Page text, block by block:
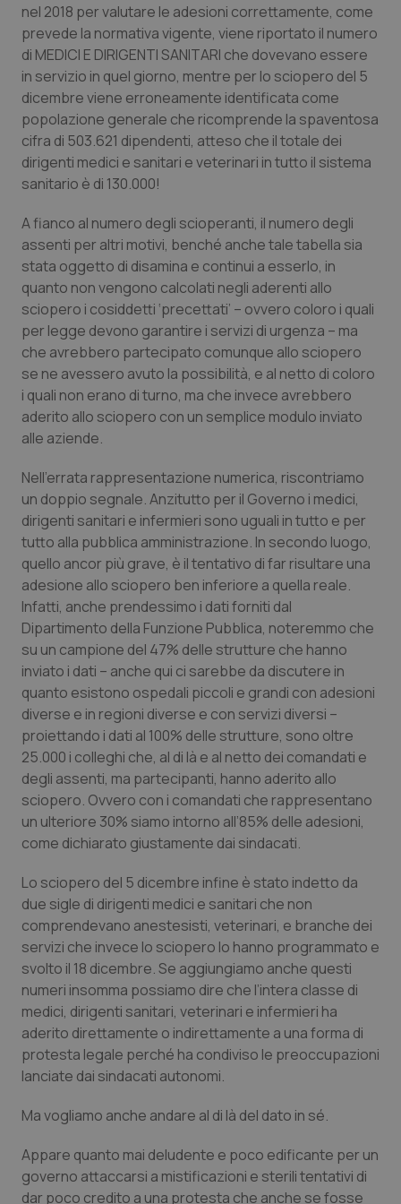
Salute orale & impianti
Sangue & coagulazione
Tiroide
Tumore al seno
Tumori del Polmone & Testa Collo
Tumori gastrointestinali
Ulcera & Reflusso
Vaccini
nel 2018 per valutare le adesioni correttamente, come
prevede la normativa vigente, viene riportato il numero
di MEDICI E DIRIGENTI SANITARI che dovevano essere
in servizio in quel giorno, mentre per lo sciopero del 5
dicembre viene erroneamente identificata come
popolazione generale che ricomprende la spaventosa
cifra di 503.621 dipendenti, atteso che il totale dei
dirigenti medici e sanitari e veterinari in tutto il sistema
sanitario è di 130.000!
A fianco al numero degli scioperanti, il numero degli
assenti per altri motivi, benché anche tale tabella sia
stata oggetto di disamina e continui a esserlo, in
quanto non vengono calcolati negli aderenti allo
sciopero i cosiddetti ‘precettati’ – ovvero coloro i quali
per legge devono garantire i servizi di urgenza – ma
che avrebbero partecipato comunque allo sciopero
se ne avessero avuto la possibilità, e al netto di coloro
i quali non erano di turno, ma che invece avrebbero
aderito allo sciopero con un semplice modulo inviato
alle aziende.
Nell’errata rappresentazione numerica, riscontriamo
un doppio segnale. Anzitutto per il Governo i medici,
dirigenti sanitari e infermieri sono uguali in tutto e per
tutto alla pubblica amministrazione. In secondo luogo,
quello ancor più grave, è il tentativo di far risultare una
adesione allo sciopero ben inferiore a quella reale.
Infatti, anche prendessimo i dati forniti dal
Dipartimento della Funzione Pubblica, noteremmo che
su un campione del 47% delle strutture che hanno
inviato i dati – anche qui ci sarebbe da discutere in
quanto esistono ospedali piccoli e grandi con adesioni
diverse e in regioni diverse e con servizi diversi –
proiettando i dati al 100% delle strutture, sono oltre
25.000 i colleghi che, al di là e al netto dei comandati e
degli assenti, ma partecipanti, hanno aderito allo
sciopero. Ovvero con i comandati che rappresentano
un ulteriore 30% siamo intorno all’85% delle adesioni,
come dichiarato giustamente dai sindacati.
Lo sciopero del 5 dicembre infine è stato indetto da
due sigle di dirigenti medici e sanitari che non
comprendevano anestesisti, veterinari, e branche dei
servizi che invece lo sciopero lo hanno programmato e
svolto il 18 dicembre. Se aggiungiamo anche questi
numeri insomma possiamo dire che l’intera classe di
medici, dirigenti sanitari, veterinari e infermieri ha
aderito direttamente o indirettamente a una forma di
protesta legale perché ha condiviso le preoccupazioni
lanciate dai sindacati autonomi.
Ma vogliamo anche andare al di là del dato in sé.
Appare quanto mai deludente e poco edificante per un
governo attaccarsi a mistificazioni e sterili tentativi di
dar poco credito a una protesta che anche se fosse